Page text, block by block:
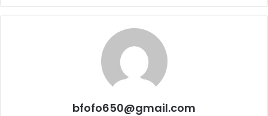
bfofo650@gmail.com